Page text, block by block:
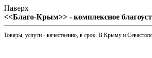
Наверх
<<Благо-Крым>> - комплексное
Товары, услуги - качественно, в срок. В Крыму и